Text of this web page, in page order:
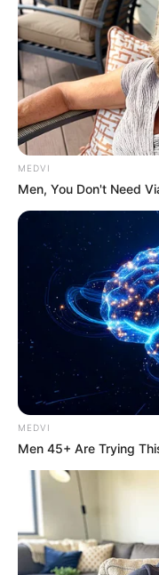
MEDVI
Men, You Don't Need
MEDVI
Men 45+ Are Trying